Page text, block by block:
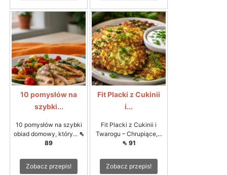
10 pomysłów na
szybki...
10 pomysłów na szybki
obiad domowy, który... ⇖
89
Zobacz przepis!
Fit Placki z Cukinii
i...
Fit Placki z Cukinii i
Twarogu – Chrupiące,...
⇖ 91
Zobacz przepis!